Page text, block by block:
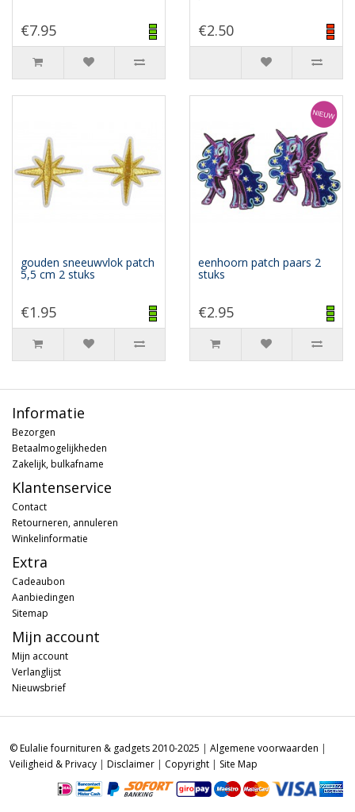
€7.95 €2.50
gouden sneeuwvlok patch
5,5 cm 2 stuks
€1.95
eenhoorn patch paars 2
stuks
€2.95
Informatie
Bezorgen
Betaalmogelijkheden
Zakelijk, bulkafname
Klantenservice
Contact
Retourneren, annuleren
Winkelinformatie
Extra
Cadeaubon
Aanbiedingen
Sitemap
Mijn account
Mijn account
Verlanglijst
Nieuwsbrief
© Eulalie fournituren & gadgets 2010-2025 | Algemene voorwaarden |
Veiligheid & Privacy | Disclaimer | Copyright | Site Map